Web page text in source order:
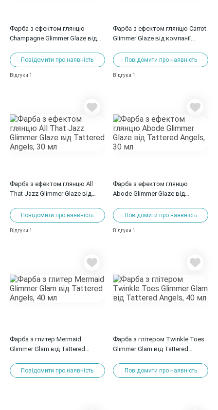
Фарба з ефектом глянцю
Champagne Glimmer Glaze від
Повідомити про наявність
Відгуки 1
Фарба з ефектом глянцю Carrot
Glimmer Glaze від компанії
Повідомити про наявність
Відгуки 1
Фарба з ефектом глянцю All
That Jazz Glimmer Glaze від
Повідомити про наявність
Відгуки 1
Фарба з ефектом глянцю
Abode Glimmer Glaze від
Повідомити про наявність
Відгуки 1
Фарба з глитер Mermaid
Glimmer Glam від Tattered
Повідомити про наявність
Фарба з глітером Twinkle Toes
Glimmer Glam від Tattered
Повідомити про наявність